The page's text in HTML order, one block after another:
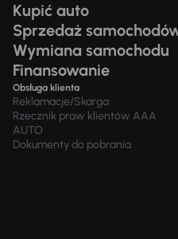
Kupić auto
Sprzedaż
Wymiana samochodu
Finansowanie
Obsługa klienta
Reklamacje/Skarga
Rzecznik praw klientów AAA
AUTO
Dokumenty do pobrania